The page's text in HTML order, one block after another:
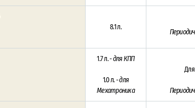
8.1 л.
1.7 л.- для КПП
1.0 л. -для
Мехатроника